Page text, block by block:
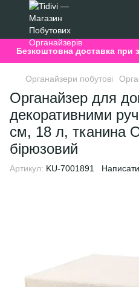
Безкоштовна доставка при
Органайзери побутові
Органайзер для
декоративними
см, 18 л, тканина
бірюзовий
Артикул: KU-7001891 Написати